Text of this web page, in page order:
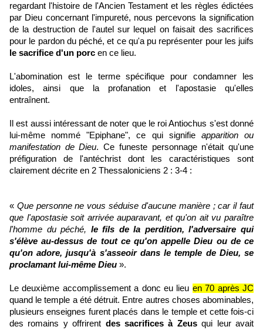
regardant l'histoire de l'Ancien Testament et les règles édictées
par Dieu concernant l'impureté, nous percevons la signification
de la destruction de l'autel sur lequel on faisait des sacrifices
pour le pardon du péché, et ce qu'a pu représenter pour les juifs
le sacrifice d'un porc en ce lieu.
L'abomination est le terme spécifique pour condamner les
idoles, ainsi que la profanation et l'apostasie qu'elles
entraînent.
Il est aussi intéressant de noter que le roi Antiochus s'est donné
lui-même nommé "Epiphane", ce qui signifie apparition ou
manifestation de Dieu. Ce funeste personnage n'était qu'une
préfiguration de l'antéchrist dont les caractéristiques sont
clairement décrite en 2 Thessaloniciens 2 : 3-4 :
« Que personne ne vous séduise d'aucune manière ; car il faut
que l'apostasie soit arrivée auparavant, et qu'on ait vu paraître
l'homme du péché, le fils de la perdition, l'adversaire qui
s'élève au-dessus de tout ce qu'on appelle Dieu ou de ce
qu'on adore, jusqu'à s'asseoir dans le temple de Dieu, se
proclamant lui-même Dieu ».
Le deuxième accomplissement a donc eu lieu en 70 après JC
quand le temple a été détruit. Entre autres choses abominables,
plusieurs enseignes furent placés dans le temple et cette fois-ci
des romains y offrirent des sacrifices à Zeusqui leur avait